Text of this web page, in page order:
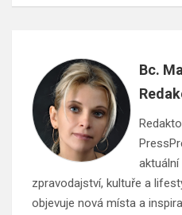
Bc.
aktuální
zpravodajství, kultuře a
objevuje nová místa a